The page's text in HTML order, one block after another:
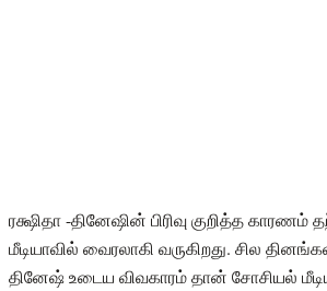
ரக்ஷிதா -தினேஷின் பிரிவு குறித்த காரணம்
மீடியாவில் வைரலாகி வருகிறது. சில
தினேஷ் உடைய விவகாரம் தான் சோசியல்